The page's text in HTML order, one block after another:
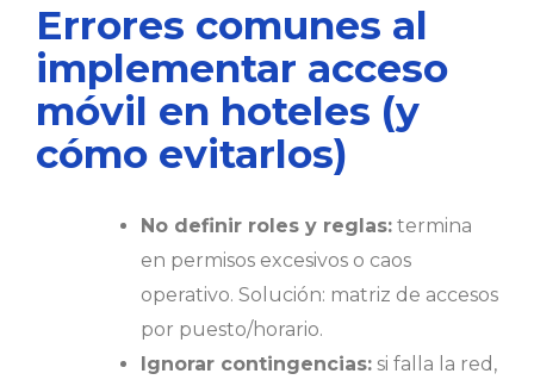
Errores comunes al
implementar acceso
móvil en hoteles (y
cómo evitarlos)
No definir roles y reglas: termina
en permisos excesivos o caos
operativo. Solución: matriz de accesos
por puesto/horario.
Ignorar contingencias: si falla la red,